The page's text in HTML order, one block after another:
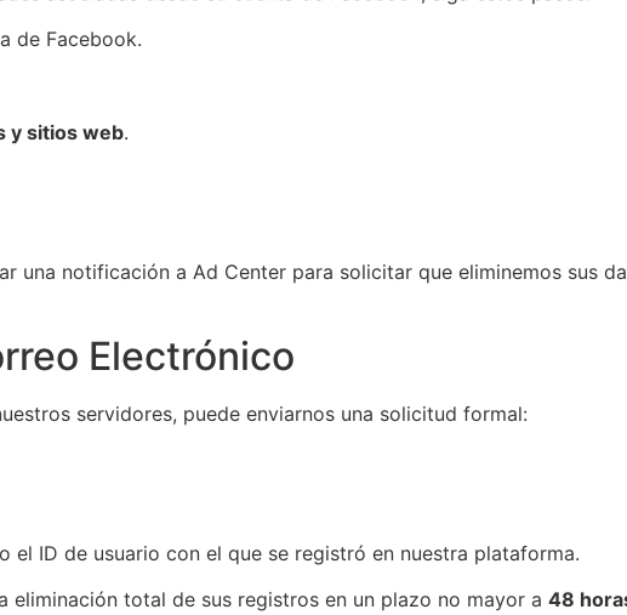
de Facebook.
y sitios web.
una notificación a Ad Center para solicitar que eliminemos sus
Electrónico
servidores, puede enviarnos una solicitud formal:
el ID de usuario con el que se registró en nuestra plataforma.
eliminación total de sus registros en un plazo no mayor a 48